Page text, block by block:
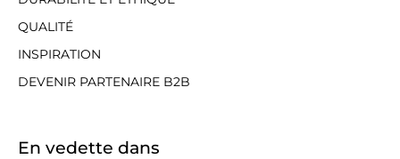
QUALITÉ
INSPIRATION
DEVENIR PARTENAIRE B2B
En vedette dans